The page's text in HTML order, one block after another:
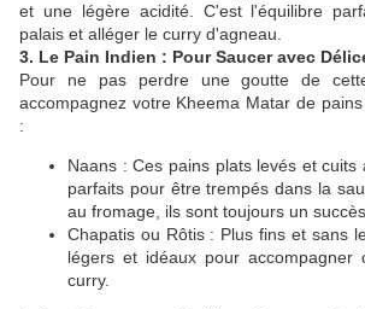
et une légère acidité. C'est l'équilibre
palais et alléger le curry d'agneau.
3. Le Pain Indien : Pour Saucer avec
Pour ne pas perdre une goutte de
accompagnez votre Kheema Matar de
:
Naans : Ces pains plats levés et
parfaits pour être trempés dans la
au fromage, ils sont toujours un succès.
Chapatis ou Rôtis : Plus fins et sans
légers et idéaux pour accompagner
curry.